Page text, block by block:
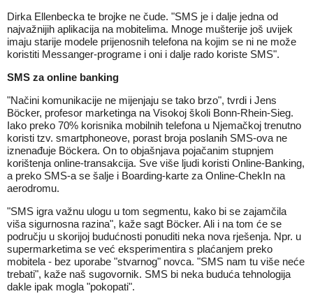
Dirka Ellenbecka te brojke ne čude. "SMS je i dalje jedna od
najvažnijih aplikacija na mobitelima. Mnoge mušterije još uvijek
imaju starije modele prijenosnih telefona na kojim se ni ne može
koristiti Messanger-programe i oni i dalje rado koriste SMS".
SMS za online banking
"Načini komunikacije ne mijenjaju se tako brzo", tvrdi i Jens
Böcker, profesor marketinga na Visokoj školi Bonn-Rhein-Sieg.
Iako preko 70% korisnika mobilnih telefona u Njemačkoj trenutno
koristi tzv. smartphoneove, porast broja poslanih SMS-ova ne
iznenađuje Böckera. On to objašnjava pojačanim stupnjem
korištenja online-transakcija. Sve više ljudi koristi Online-Banking,
a preko SMS-a se šalje i Boarding-karte za Online-ChekIn na
aerodromu.
"SMS igra važnu ulogu u tom segmentu, kako bi se zajamčila
viša sigurnosna razina", kaže sagt Böcker. Ali i na tom će se
području u skorijoj budućnosti ponuditi neka nova rješenja. Npr. u
supermarketima se već eksperimentira s plaćanjem preko
mobitela - bez uporabe "stvarnog" novca. "SMS nam tu više neće
trebati", kaže naš sugovornik. SMS bi neka buduća tehnologija
dakle ipak mogla "pokopati".